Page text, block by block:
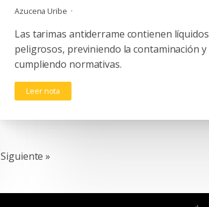
Azucena Uribe
Las tarimas antiderrame contienen líquidos
peligrosos, previniendo la contaminación y
cumpliendo normativas.
Leer nota
Siguiente »